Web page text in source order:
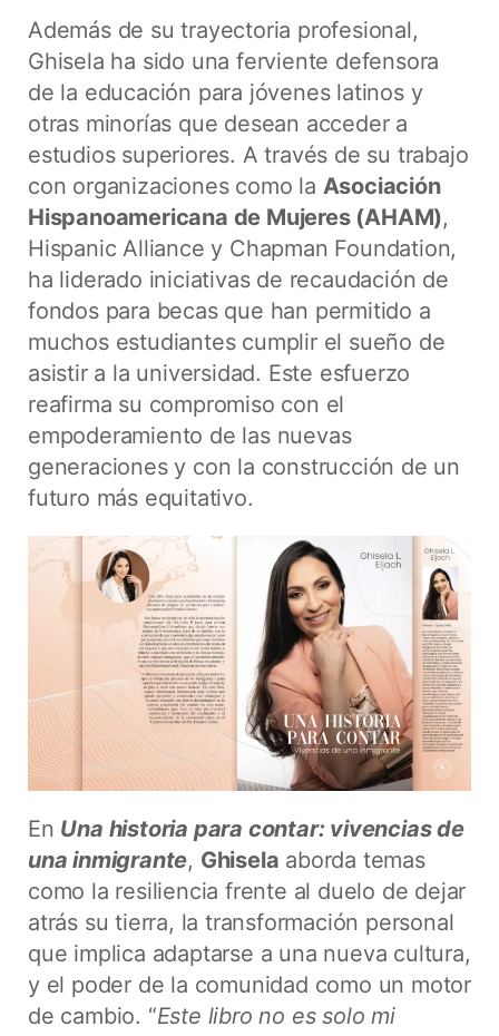
Además de su trayectoria profesional,
Ghisela ha sido una ferviente defensora
de la educación para jóvenes latinos y
otras minorías que desean acceder a
estudios superiores. A través de su trabajo
con organizaciones como la Asociación
Hispanoamericana de Mujeres (AHAM),
Hispanic Alliance y Chapman Foundation,
ha liderado iniciativas de recaudación de
fondos para becas que han permitido a
muchos estudiantes cumplir el sueño de
asistir a la universidad. Este esfuerzo
reafirma su compromiso con el
empoderamiento de las nuevas
generaciones y con la construcción de un
futuro más equitativo.
En Una historia para contar: vivencias de
una inmigrante, Ghisela aborda temas
como la resiliencia frente al duelo de dejar
atrás su tierra, la transformación personal
que implica adaptarse a una nueva cultura,
y el poder de la comunidad como un motor
de cambio. “Este libro no es solo mi